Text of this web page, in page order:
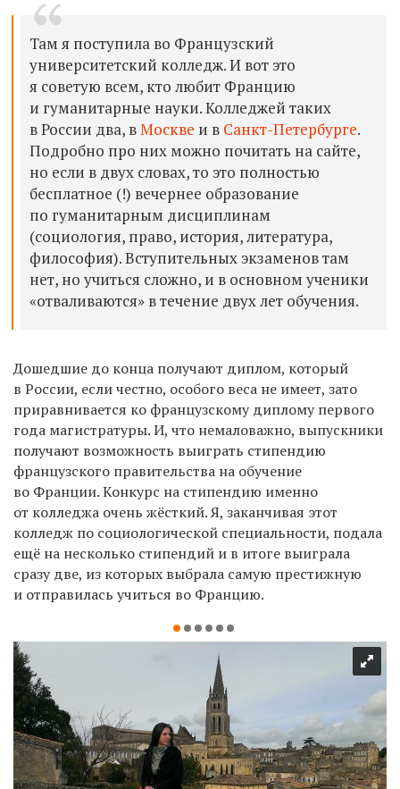
Там я поступила во Французский
университетский колледж. И вот это
я советую всем, кто любит Францию
и гуманитарные науки. Колледжей таких
в России два, вМоскве и в Санкт-Петербурге.
Подробно про них можно почитать на сайте,
но если в двух словах, то это полностью
бесплатное (!) вечернее образование
по гуманитарным дисциплинам
(социология, право, история, литература,
философия). Вступительных экзаменов там
нет, но учиться сложно, и в основном ученики
«отваливаются» в течение двух лет обучения.
Дошедшие до конца получают диплом, который
в России, если честно, особого веса не имеет, зато
приравнивается ко французскому диплому первого
года магистратуры. И, что немаловажно, выпускники
получают возможность выиграть стипендию
французского правительства на обучение
во Франции. Конкурс на стипендию именно
от колледжа очень жёсткий. Я, заканчивая этот
колледж по социологической специальности, подала
ещё на несколько стипендий и в итоге выиграла
сразу две, из которых выбрала самую престижную
и отправилась учиться во Францию.